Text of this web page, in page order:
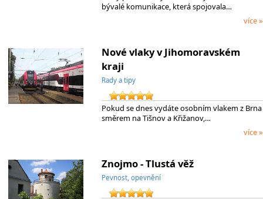
bývalé komunikace, která spojovala…
více »
Nové vlaky v Jihomoravském
kraji
Rady a tipy
Pokud se dnes vydáte osobním vlakem z Brna
směrem na Tišnov a Křižanov,…
více »
Znojmo - Tlustá věž
Pevnost, opevnění